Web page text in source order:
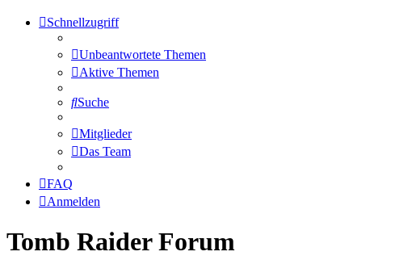
Schnellzugriff
Unbeantwortete Themen
Aktive Themen
Suche
Mitglieder
Das Team
FAQ
Anmelden
Tomb Raider Forum